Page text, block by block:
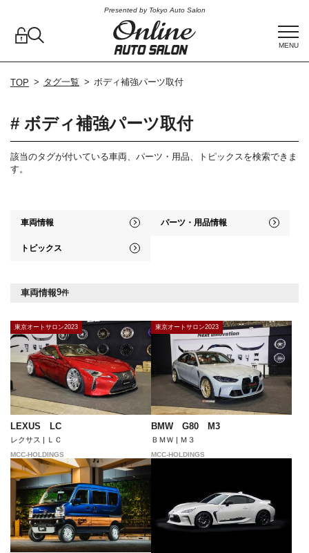
Presented by Tokyo Auto Salon
MENU
TOP タグ一覧 ボディ補強パーツ取付
# ボディ補強パーツ取付
該当のタグが付いている車両、パーツ・用品、トピックスを検索できま
す。
車両情報 パーツ・用品情報
トピックス
車両情報9件
東京オートサロン2023
LEXUS LC
レクサス | ＬＣ
MCC-HOLDINGS
東京オートサロン2023
BMW G80 M3
ＢＭＷ | Ｍ３
MCC-HOLDINGS